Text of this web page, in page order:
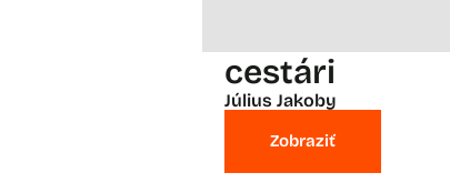
cestári
Július Jakoby
Zobraziť